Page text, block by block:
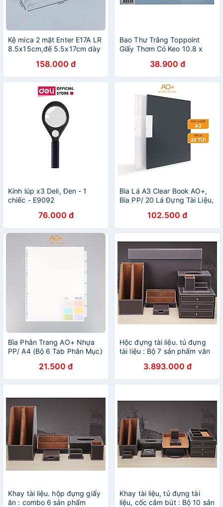
Kệ mica 2 mặt Enter E17A LR
8.5x15cm,đế 5.5x17cm dày
158.000 đ
Bao Thư Trắng Toppoint
Giấy Thơm Có Keo 10.8 x
38.900 đ
Kính lúp x3 Deli, Đen - 1
chiếc - E9092
76.000 đ
Bìa Lá A3 Clear Book AO+,
Bìa PP/ 20 Lá Đựng Tài Liệu,
102.500 đ
Bìa Phân Trang AO+ Nhựa
PP/ A4 (Bộ 6 Tab Phân Mục)
21.500 đ
Hộc đựng tài liệu. tủ đựng
tài liệu : Bộ 7 sản phẩm văn
3.893.000 đ
Khay tài liệu. hộp đựng giấy
ăn : combo 6 sản phẩm
Khay tài liệu, tủ đựng tài
liệu, cốc cắm bút : Bộ 10 sản